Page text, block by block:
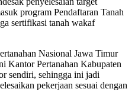
program Pendaftaran Tanah
sertifikasi tanah wakaf
Nasional Jawa Timur
Kantor Pertanahan Kabupaten
sendiri, sehingga ini jadi
pekerjaan sesuai dengan